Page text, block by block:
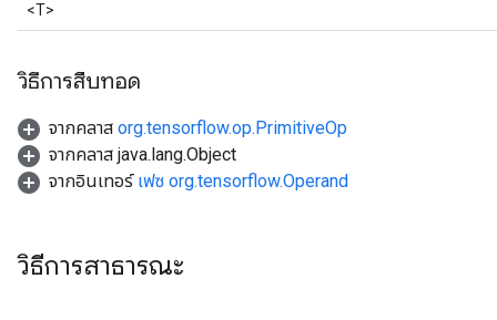
<T>
วิธีการสืบทอด
จากคลาส org.tensorflow.op.PrimitiveOp
จากคลาส java.lang.Object
จากอินเทอร์ เฟซ org.tensorflow.Operand
วิธีการสาธารณะ